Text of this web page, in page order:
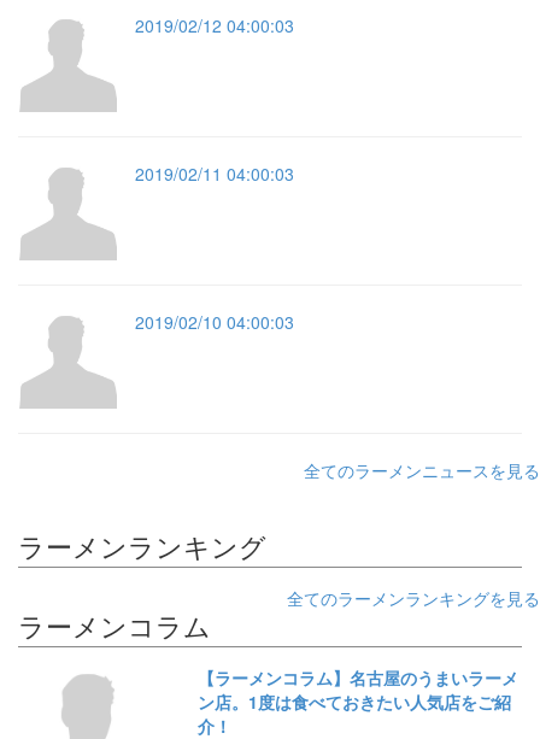
2019/02/12 04:00:03
2019/02/11 04:00:03
2019/02/10 04:00:03
全てのラーメンニュースを見る
ラーメンランキング
全てのラーメンランキングを見る
ラーメンコラム
【ラーメンコラム】名古屋のうまいラーメ
ン店。1度は食べておきたい人気店をご紹
介！